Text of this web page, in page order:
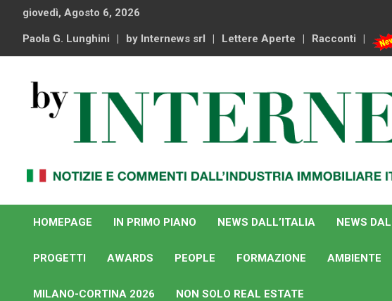
content
giovedì, Agosto 6, 2026
Paola G. Lunghini by Internews srl Lettere Aperte Racconti
By Internews
internazionale
HOMEPAGE
IN PRIMO PIANO NEWS DALL’ITALIA NEWS
PROGETTI AWARDS PEOPLE FORMAZIONE AMBIENTE
MILANO-CORTINA 2026 NON SOLO REAL ESTATE